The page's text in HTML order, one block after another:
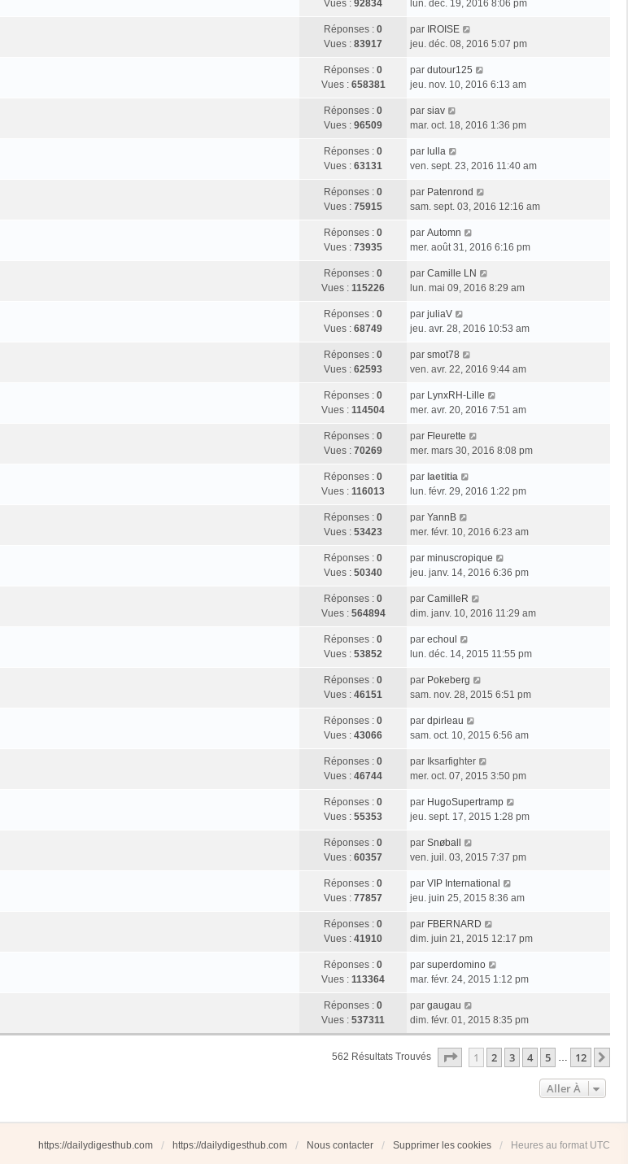
Vues : 92834
lun. déc. 19, 2016 8:06 pm
Réponses : 0
Vues : 83917
par IROISE
jeu. déc. 08, 2016 5:07 pm
Réponses : 0
Vues : 658381
par dutour125
jeu. nov. 10, 2016 6:13 am
Réponses : 0
Vues : 96509
par siav
mar. oct. 18, 2016 1:36 pm
Réponses : 0
Vues : 63131
par lulla
ven. sept. 23, 2016 11:40 am
Réponses : 0
Vues : 75915
par Patenrond
sam. sept. 03, 2016 12:16 am
Réponses : 0
Vues : 73935
par Automn
mer. août 31, 2016 6:16 pm
Réponses : 0
Vues : 115226
par Camille LN
lun. mai 09, 2016 8:29 am
Réponses : 0
Vues : 68749
par juliaV
jeu. avr. 28, 2016 10:53 am
Réponses : 0
Vues : 62593
par smot78
ven. avr. 22, 2016 9:44 am
Réponses : 0
Vues : 114504
par LynxRH-Lille
mer. avr. 20, 2016 7:51 am
Réponses : 0
Vues : 70269
par Fleurette
mer. mars 30, 2016 8:08 pm
Réponses : 0
Vues : 116013
par laetitia
lun. févr. 29, 2016 1:22 pm
Réponses : 0
Vues : 53423
par YannB
mer. févr. 10, 2016 6:23 am
Réponses : 0
Vues : 50340
par minuscropique
jeu. janv. 14, 2016 6:36 pm
Réponses : 0
Vues : 564894
par CamilleR
dim. janv. 10, 2016 11:29 am
Réponses : 0
Vues : 53852
par echoul
lun. déc. 14, 2015 11:55 pm
Réponses : 0
Vues : 46151
par Pokeberg
sam. nov. 28, 2015 6:51 pm
Réponses : 0
Vues : 43066
par dpirleau
sam. oct. 10, 2015 6:56 am
Réponses : 0
Vues : 46744
par Iksarfighter
mer. oct. 07, 2015 3:50 pm
Réponses : 0
Vues : 55353
par HugoSupertramp
jeu. sept. 17, 2015 1:28 pm
Réponses : 0
Vues : 60357
par Snøball
ven. juil. 03, 2015 7:37 pm
Réponses : 0
Vues : 77857
par VIP International
jeu. juin 25, 2015 8:36 am
Réponses : 0
Vues : 41910
par FBERNARD
dim. juin 21, 2015 12:17 pm
Réponses : 0
Vues : 113364
par superdomino
mar. févr. 24, 2015 1:12 pm
Réponses : 0
Vues : 537311
par gaugau
dim. févr. 01, 2015 8:35 pm
562 Résultats Trouvés Page Sur12
1 2 3 4 5 … 12
Aller À
https://dailydigesthub.com https://dailydigesthub.com Nous contacter Supprimer les cookies Heures au format UTC